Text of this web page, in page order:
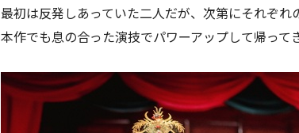
最初は反発しあっていた二人だが、次第にそれぞれ
本作でも息の合った演技でパワーアップして帰って